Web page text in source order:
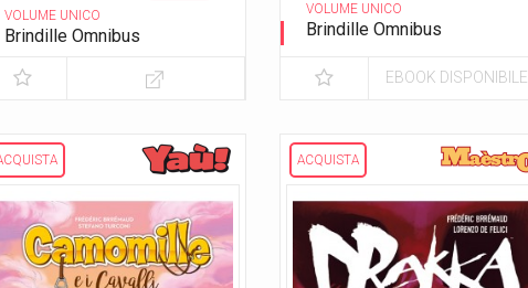
VOLUME UNICO
Brindille Omnibus
VOLUME UNICO
Brindille Omnibus
EBOOK DISPONIBILE
ACQUISTA